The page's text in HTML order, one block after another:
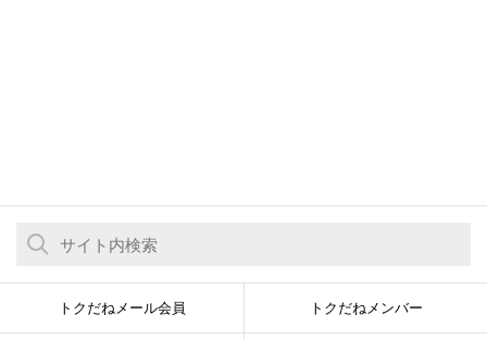
トクだねメール会員 トクだねメンバー